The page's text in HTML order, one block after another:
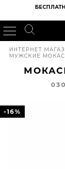
ИНТЕРНЕТ
МУЖСКИЕ
-16%